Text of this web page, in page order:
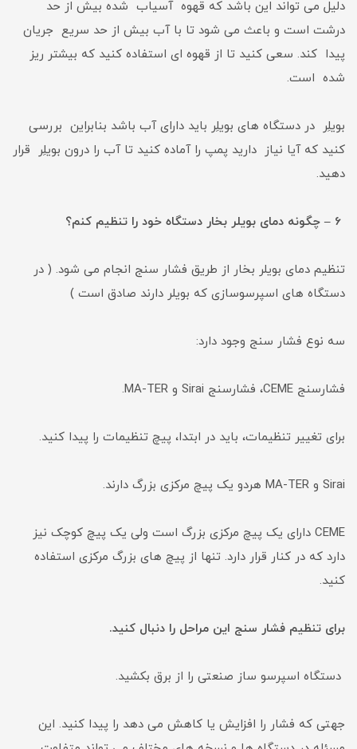
دلیل می تواند این باشد که قهوه آسیاب شده بیش از حد
درشت است و باعث می شود تا با آب بیش از حد سریع جریان
پیدا کند. سعی کنید تا از قهوه ای استفاده کنید که بیشتر ریز
شده است.
بویلِر در دستگاه های بویلِر باید دارای آب باشد بنابراین بررسی
کنید که آیا نیاز دارید پمپ را آماده کنید تا آب را درون بویلِر قرار
دهید.
تنظیم دمای بویلر بخار از طریق فشار سنج انجام می شود. ( در
دستگاه های اسپرسوسازی که بویلر دارند صادق است )
سه نوع فشار سنج وجود دارد:
فشارسنج CEME، فشارسنج Sirai و MA-TER.
برای تغییر تنظیمات، باید در ابتدا، پیچ تنظیمات را پیدا کنید.
Sirai و MA-TER هردو یک پیچ مرکزی بزرگ دارند.
CEME دارای یک پیچ مرکزی بزرگ است ولی یک پیچ کوچک نیز
دارد که در کنار قرار دارد. تنها از پیچ های بزرگ مرکزی استفاده
کنید.
برای تنظیم فشار سنج این مراحل را دنبال کنید.
دستگاه اسپرسو ساز صنعتی را از برق بکشید.
جهتی که فشار را افزایش یا کاهش می دهد را پیدا کنید. این